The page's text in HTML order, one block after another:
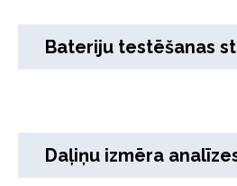
Bateriju testēšanas
Daļiņu izmēra